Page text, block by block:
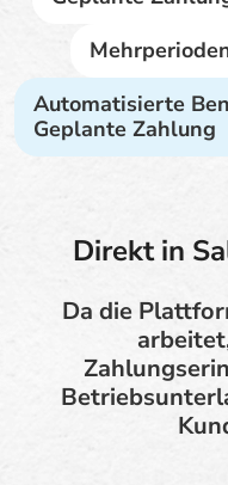
Automatisierte
Geplante Zahlung
Direkt in
Da die